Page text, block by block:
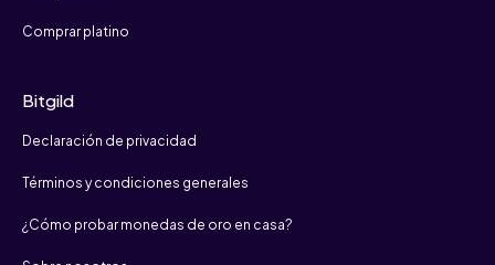
Comprar platino
Bitgild
Declaración de privacidad
Términos y condiciones generales
¿Cómo probar monedas de oro en casa?